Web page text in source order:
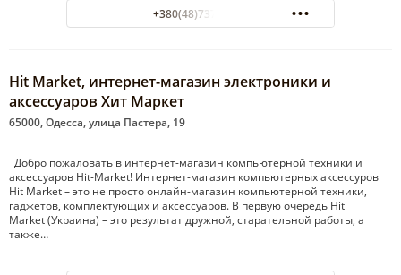
+380(48)737-77-11
Hit Мarket, интернет-магазин электроники и
аксессуаров Хит Маркет
65000, Одесса, улица Пастера, 19
Добро пожаловать в интернет-магазин компьютерной техники и
аксессуаров Hit-Market! Интернет-магазин компьютерных аксессуров
Hit Market – это не просто онлайн-магазин компьютерной техники,
гаджетов, комплектующих и аксессуаров. В первую очередь Hit
Market (Украина) – это результат дружной, старательной работы, а
также…